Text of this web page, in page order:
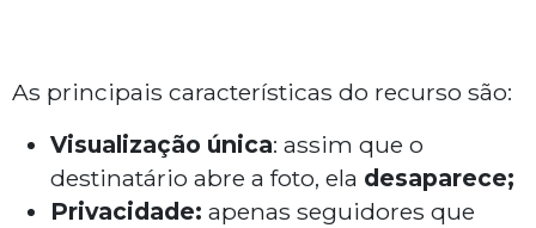
As principais características do recurso são:
Visualização única: assim que o
destinatário abre a foto, ela desaparece;
Privacidade: apenas seguidores que